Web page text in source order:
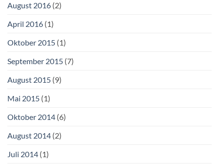
August 2016 (2)
April 2016 (1)
Oktober 2015 (1)
September 2015 (7)
August 2015 (9)
Mai 2015 (1)
Oktober 2014 (6)
August 2014 (2)
Juli 2014 (1)